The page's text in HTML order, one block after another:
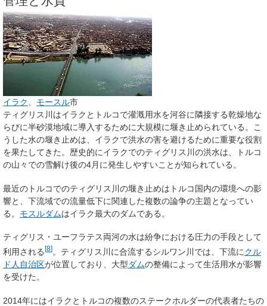
イラク モースル市
ティグリス川はイラクとトルコで灌漑用水を河谷に隣接する乾燥地な
らびに半砂漠地域に導入するために大規模に堰き止められている。こ
うした水の堰き止めは、イラクで洪水の害を避けるために重要な役割
を果たしてきた。歴史的にイラクでのティグリス川の洪水は、トルコ
の山々での雪解け後の4月に発生しやすいことが知られている。
最近のトルコでのティグリス川の堰き止めはトルコ国内の環境への影
響と、下流域での流量低下に関連した複数の論争の主題となってい
る。 モスルダムはイラク最大のダムである。
ティグリス・ユーフラテス両河の水は紛争における圧力の手段として
利用される [8] 。ティグリス川に合流するシルワン川では、下流にクル
ド人自治区が位置しており、大型ダムの整備によって生活用水が影響
を受けた。
2014年にはイラクとトルコの複数のステークホルダーの代表者たちの